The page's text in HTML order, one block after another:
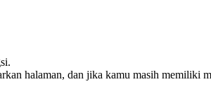
halaman, dan jika kamu masih memiliki